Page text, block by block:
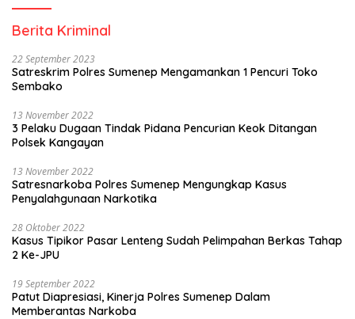
Berita Kriminal
22 September 2023
Satreskrim Polres Sumenep Mengamankan 1 Pencuri Toko
Sembako
13 November 2022
3 Pelaku Dugaan Tindak Pidana Pencurian Keok Ditangan
Polsek Kangayan
13 November 2022
Satresnarkoba Polres Sumenep Mengungkap Kasus
Penyalahgunaan Narkotika
28 Oktober 2022
Kasus Tipikor Pasar Lenteng Sudah Pelimpahan Berkas Tahap
2 Ke-JPU
19 September 2022
Patut Diapresiasi, Kinerja Polres Sumenep Dalam
Memberantas Narkoba